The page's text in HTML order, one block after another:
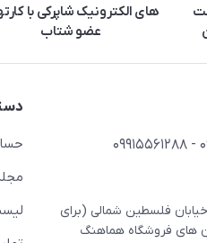
های الکترونیک شاپرکی با
عضو شتاب
خیابان فلسطین شمالی (برای
های فروشگاه هماهنگ